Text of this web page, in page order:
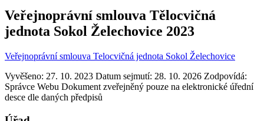
Veřejnoprávní smlouva Tělocvičná
jednota Sokol Želechovice 2023
Veřejnoprávní smlouva Telocvičná jednota Sokol Želechovice
Vyvěšeno: 27. 10. 2023 Datum sejmutí: 28. 10. 2026 Zodpovídá:
Správce Webu Dokument zveřejněný pouze na elektronické úřední
desce dle daných předpisů